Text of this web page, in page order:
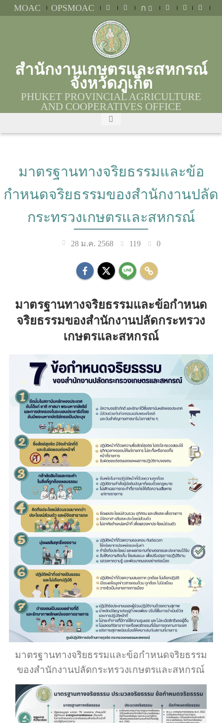
MOAC OPSMOAC ก
สำนักงานเกษตรและสหกรณ์
จังหวัดภูเก็ต
PHUKET PROVINCIAL AGRICULTURE
AND COOPERATIVES OFFICE
มาตรฐานทางจริยธรรมและข้อ
กำหนดจริยธรรมของสำนักงานปลัด
กระทรวงเกษตรและสหกรณ์
28 ม.ค. 2568 119 0
มาตรฐานทางจริยธรรมและข้อกำหนด
จริยธรรมของสำนักงานปลัดกระทรวง
เกษตรและสหกรณ์
มาตรฐานทางจริยธรรมและข้อกำหนดจริยธรรม
ของสำนักงานปลัดกระทรวงเกษตรและสหกรณ์